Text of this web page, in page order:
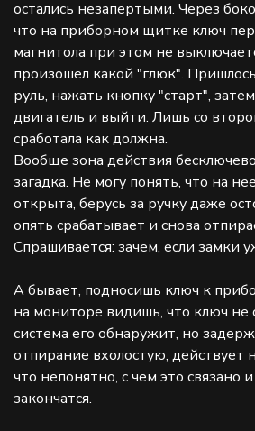
остались незапертыми. Через
что на приборном щитке ключ
магнитола при этом не
произошел какой "глюк". Пришлось
руль, нажать кнопку "старт",
двигатель и выйти. Лишь со
сработала как должна.
Вообще зона действия
загадка. Не могу понять, что на
открыта, берусь за ручку даже
опять срабатывает и снова
Спрашивается: зачем, если замки
А бывает, подносишь ключ к
на мониторе видишь, что ключ
система его обнаружит, но
отпирание вхолостую, действует
что непонятно, с чем это связано
закончатся.